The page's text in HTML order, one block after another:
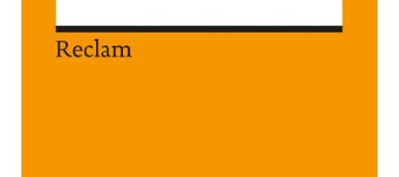
Griechisch / Deutsch